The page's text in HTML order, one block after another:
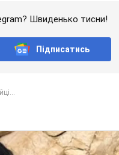
Швиденько тисни!
Підписатись